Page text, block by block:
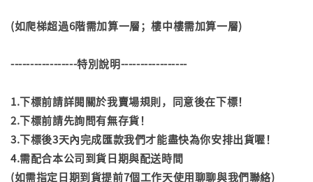
(如爬梯超過6階需加算一層；樓中樓需加算一層)
-----------------特別說明-----------------
1.下標前請詳閱關於我賣場規則，同意後在下標！
2.下標前請先詢問有無存貨！
3.下標後3天內完成匯款我們才能盡快為你安排出貨喔！
4.需配合本公司到貨日期與配送時間
(如需指定日期到貨提前7個工作天使用聊聊與我們聯絡)